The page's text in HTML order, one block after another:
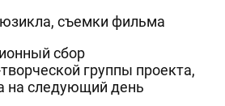
съемки фильма
сбор
группы проекта,
на следующий день